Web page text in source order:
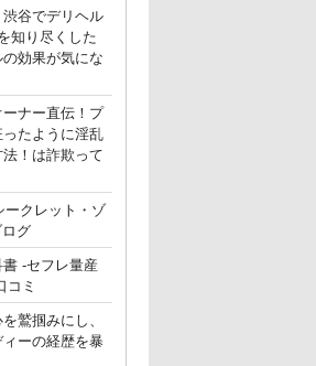
谷でデリヘル
知り尽くした
効果が気にな
ナー直伝！プ
たように淫乱
！は詐欺って
クレット・ゾ
グ
-セフレ量産
コミ
鷲掴みにし、
ーの経歴を暴